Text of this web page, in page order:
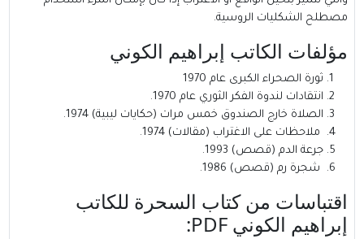
مصطلح الشكليات الروسية.
مؤلفات الكاتب إبراهيم الكوني
ثورة الصحراء الكبرى عام 1970
انتقادات لندوة الفكر الثوري عام 1970.
الصلاة خارج الصندوق خمس مرات (حكايات ليبية) 1974.
ملاحظات على الاغتراب (مقالات) 1974.
جرعة الدم (قصص) 1993.
شجرة رم (قصص) 1986.
اقتباسات من كتاب السحرة للكاتب
إبراهيم الكوني PDF: